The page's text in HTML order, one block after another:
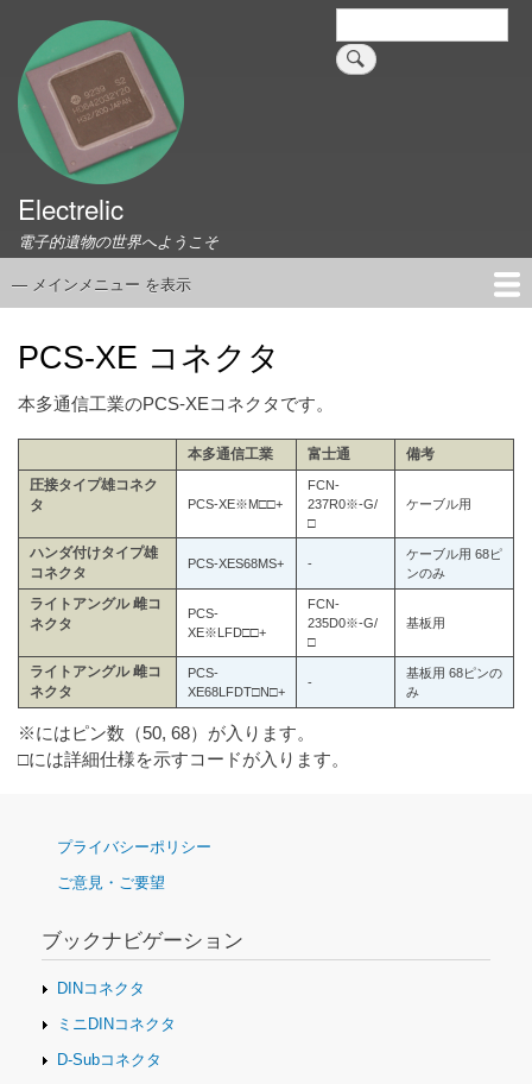
検
索
Electrelic
電子的遺物の世界へようこそ
メ
ニ
ュ
— メインメニュー を表示
PCS-XE コネクタ
本多通信工業のPCS-XEコネクタです。
本多通信工業 富士通 備考
圧接タイプ雄コネク
タ
PCS-XE※M□□+
FCN-
237R0※-G/
□
ケーブル用
ハンダ付けタイプ雄
コネクタ
PCS-XES68MS+ -
ケーブル用 68ピ
ンのみ
ライトアングル 雌コ
ネクタ
PCS-
XE※LFD□□+
FCN-
235D0※-G/
□
基板用
ライトアングル 雌コ
ネクタ
PCS-
XE68LFDT□N□+
-
基板用 68ピンの
み
※にはピン数（50, 68）が入ります。
□には詳細仕様を示すコードが入ります。
ナ
ゲ
シ
ョ
ン
プライバシーポリシー
ご意見・ご要望
ブックナビゲーション
DINコネクタ
ミニDINコネクタ
D-Subコネクタ